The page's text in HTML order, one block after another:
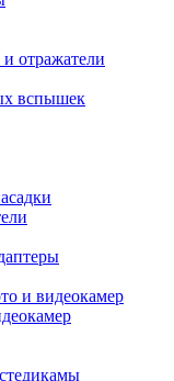
отражатели
вспышек
и видеокамер